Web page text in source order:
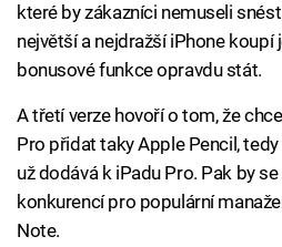
které by zákazníci nemuseli
největší a nejdražší iPhone koupí
bonusové funkce opravdu stát.
A třetí verze hovoří o tom, že
Pro přidat taky Apple Pencil,
už dodává k iPadu Pro. Pak by
konkurencí pro populární
Note.